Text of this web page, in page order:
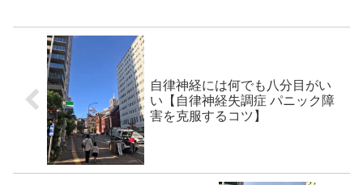
自律神経には何でも八分目がい
い【自律神経失調症 パニック障
害を克服するコツ】